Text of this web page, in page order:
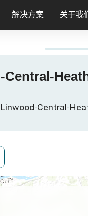
解决方案 关于我
Central-